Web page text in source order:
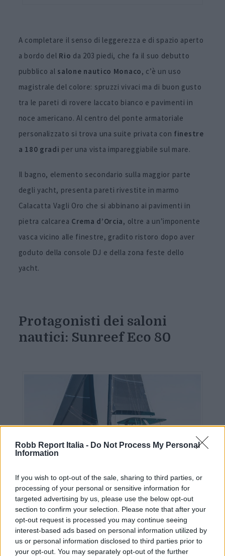
Robb Report Italia - Do Not Process My Personal
Information
If you wish to opt-out of the sale, sharing to third parties, or
processing of your personal or sensitive information for
targeted advertising by us, please use the below opt-out
section to confirm your selection. Please note that after your
opt-out request is processed you may continue seeing
interest-based ads based on personal information utilized by
us or personal information disclosed to third parties prior to
your opt-out. You may separately opt-out of the further
A completare il senso di leggerezza e di spazio aperto
a bordo del Rio da 203 piedi, che fa il suo debutto
pubblico al salone nautico Monaco, c’è un uso
magistrale del colore: spruzzi vivaci ma di buon gusto
tra le pareti di rovere laccato bianco e pavimenti in
noce americano. Al centro del ponte armatoriale
personalizzato si trova una suite privata con finestre
a 180 gradi per una vista impareggiabile sul mare.
Il bagno, elemento secondario sulla maggior parte
degli yacht, presenta pareti rivestite in marmo
Calacatta Vagli Oro che si abbinano ai pavimenti in
pietra calcarea Crema d’Orcia, oltre a un’imponente
vasca vicino alle finestre, gradito ristoro dopo aver
goduto della console DJ e della zona feste dello
yacht.
Protagonisti dei saloni
nautici: Sunreef Eco 80
Sunreef Eco 80
Sunreefha utilizzato ogni centimetro disponibile,
compresi lati dello scafo, albero, sovrastrutture e